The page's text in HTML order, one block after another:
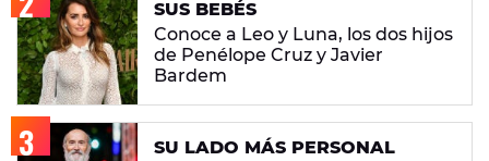
SUS BEBÉS
Conoce a Leo y Luna, los dos hijos
de Penélope Cruz y Javier
Bardem
SU LADO MÁS PERSONAL